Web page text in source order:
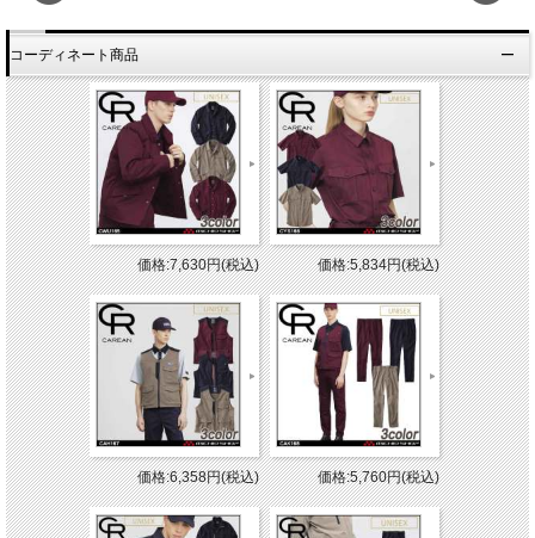
コーディネート商品
価格:7,630円(税込) 価格:5,834円(税込)
価格:6,358円(税込) 価格:5,760円(税込)